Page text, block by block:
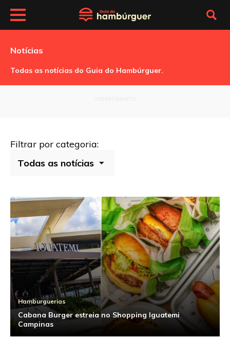
Notícias
Todas as notícias do Guia do Hambúrguer.
Filtrar por categoria:
Hamburguerias
Cabana Burger estreia no Shopping Iguatemi
Campinas